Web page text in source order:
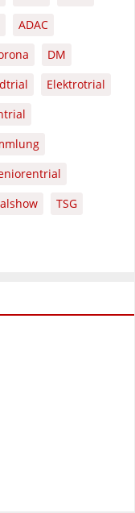
ADAC
DM
Elektrotrial
TSG